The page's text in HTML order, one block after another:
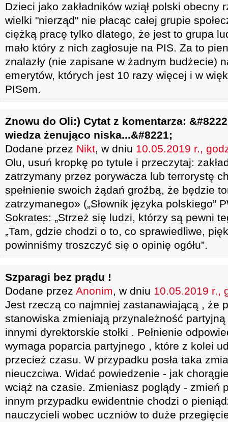
Dzieci jako zakładników wziął polski obecny
wielki "nierząd" nie płacąc całej grupie
ciężką pracę tylko dlatego, że jest to grupa
mało który z nich zagłosuje na PIS. Za to
znalazły (nie zapisane w żadnym budżecie)
emerytów, których jest 10 razy więcej i w
PISem.
Znowu do Oli:) Cytat z komentarza:
wiedza żenująco niska...&#8221;
Dodane przez Nikt, w dniu 10.05.2019 r.,
Olu, usuń kropkę po tytule i przeczytaj:
zatrzymany przez porywacza lub terrorystę
spełnienie swoich żądań groźbą, że będzie
zatrzymanego» („Słownik języka polskiego”
Sokrates: „Strzeż się ludzi, którzy są pewni
„Tam, gdzie chodzi o to, co sprawiedliwe,
powinniśmy troszczyć się o opinię ogółu”.
Szparagi bez prądu !
Dodane przez Anonim, w dniu 10.05.2019 r.,
Jest rzeczą co najmniej zastanawiającą , że
stanowiska zmieniają przynależność
innymi dyrektorskie stołki . Pełnienie
wymaga poparcia partyjnego , które z kolei
przecież czasu. W przypadku posła taka
nieuczciwa. Widać powiedzenie - jak
wciąż na czasie. Zmieniasz poglądy - zmień
innym przypadku ewidentnie chodzi o
nauczycieli wobec uczniów to duże